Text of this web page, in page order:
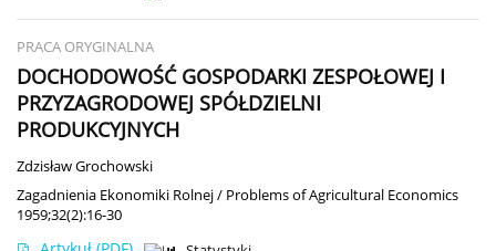
PRACA ORYGINALNA
DOCHODOWOŚĆ GOSPODARKI ZESPOŁOWEJ I
PRZYZAGRODOWEJ SPÓŁDZIELNI
PRODUKCYJNYCH
Zdzisław Grochowski
Zagadnienia Ekonomiki Rolnej / Problems of Agricultural Economics
1959;32(2):16-30